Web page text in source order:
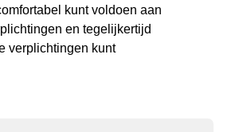
kunt voldoen aan
en tegelijkertijd
verplichtingen kunt